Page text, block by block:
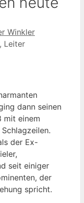
Winkler
, Leiter
dann seinen
mit einem
der Ex-
seit einiger
der
spricht.